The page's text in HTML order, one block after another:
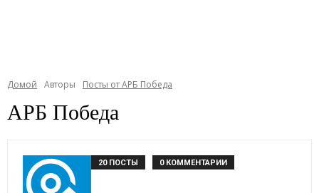
Домой Авторы Посты от АРБ Победа
АРБ Победа
20 ПОСТЫ 0 КОММЕНТАРИИ